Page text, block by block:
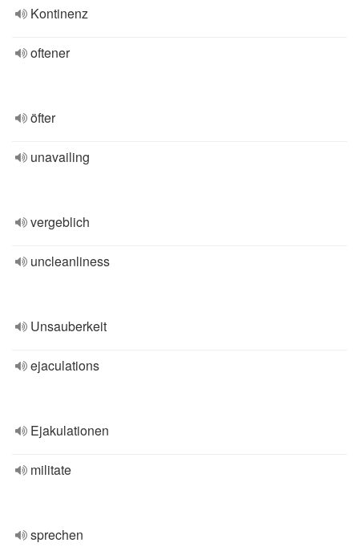
Kontinenz
oftener
öfter
unavailing
vergeblich
uncleanliness
Unsauberkeit
ejaculations
Ejakulationen
militate
sprechen